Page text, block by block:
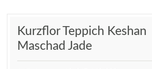
Kurzflor Teppich Keshan
Maschad Jade